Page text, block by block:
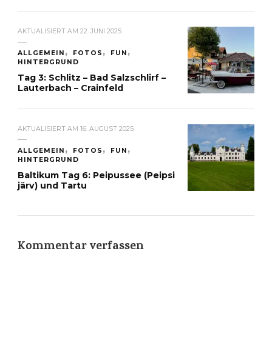
AKTUALISIERT AM 22. JUNI 2025
ALLGEMEIN FOTOS
FUN
HINTERGRUND
Tag 3: Schlitz – Bad Salzschlirf –
Lauterbach – Crainfeld
AKTUALISIERT AM 16. AUGUST 2025
ALLGEMEIN FOTOS
FUN
HINTERGRUND
Baltikum Tag 6: Peipussee (Peipsi
järv) und Tartu
Kommentar verfassen